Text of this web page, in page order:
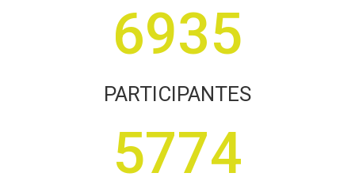
6935
PARTICIPANTES
5774